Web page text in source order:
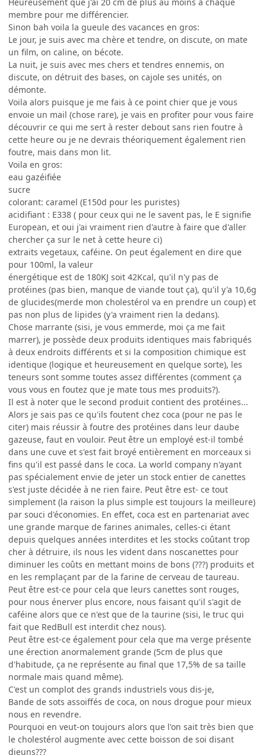
Heureusement que j'ai 20 cm de plus au moins à chaque
membre pour me différencier.
Sinon bah voila la gueule des vacances en gros:
Le jour, je suis avec ma chère et tendre, on discute, on mate
un film, on caline, on bécote.
La nuit, je suis avec mes chers et tendres ennemis, on
discute, on détruit des bases, on cajole ses unités, on
démonte.
Voila alors puisque je me fais à ce point chier que je vous
envoie un mail (chose rare), je vais en profiter pour vous faire
découvrir ce qui me sert à rester debout sans rien foutre à
cette heure ou je ne devrais théoriquement également rien
foutre, mais dans mon lit.
Voila en gros:
eau gazéifiée
sucre
colorant: caramel (E150d pour les puristes)
acidifiant : E338 ( pour ceux qui ne le savent pas, le E signifie
European, et oui j'ai vraiment rien d'autre à faire que d'aller
chercher ça sur le net à cette heure ci)
extraits vegetaux, caféine. On peut également en dire que
pour 100ml, la valeur
énergétique est de 180KJ soit 42Kcal, qu'il n'y pas de
protéines (pas bien, manque de viande tout ça), qu'il y'a 10,6g
de glucides(merde mon cholestérol va en prendre un coup) et
pas non plus de lipides (y'a vraiment rien la dedans).
Chose marrante (sisi, je vous emmerde, moi ça me fait
marrer), je possède deux produits identiques mais fabriqués
à deux endroits différents et si la composition chimique est
identique (logique et heureusement en quelque sorte), les
teneurs sont somme toutes assez différentes (comment ça
vous vous en foutez que je mate tous mes produits?).
Il est à noter que le second produit contient des protéines...
Alors je sais pas ce qu'ils foutent chez coca (pour ne pas le
citer) mais réussir à foutre des protéines dans leur daube
gazeuse, faut en vouloir. Peut être un employé est-il tombé
dans une cuve et s'est fait broyé entièrement en morceaux si
fins qu'il est passé dans le coca. La world company n'ayant
pas spécialement envie de jeter un stock entier de canettes
s'est juste décidée à ne rien faire. Peut être est- ce tout
simplement (la raison la plus simple est toujours la meilleure)
par souci d'économies. En effet, coca est en partenariat avec
une grande marque de farines animales, celles-ci étant
depuis quelques années interdites et les stocks coûtant trop
cher à détruire, ils nous les vident dans noscanettes pour
diminuer les coûts en mettant moins de bons (???) produits et
en les remplaçant par de la farine de cerveau de taureau.
Peut être est-ce pour cela que leurs canettes sont rouges,
pour nous énerver plus encore, nous faisant qu'il s'agit de
caféine alors que ce n'est que de la taurine (sisi, le truc qui
fait que RedBull est interdit chez nous).
Peut être est-ce également pour cela que ma verge présente
une érection anormalement grande (5cm de plus que
d'habitude, ça ne représente au final que 17,5% de sa taille
normale mais quand même).
C'est un complot des grands industriels vous dis-je,
Bande de sots assoiffés de coca, on nous drogue pour mieux
nous en revendre.
Pourquoi en veut-on toujours alors que l'on sait très bien que
le cholestérol augmente avec cette boisson de soi disant
djeuns???